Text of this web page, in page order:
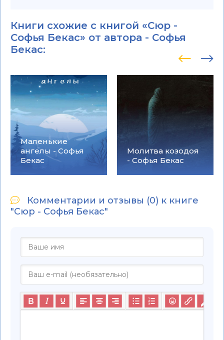
Книги схожие с книгой «Сюр -
Софья Бекас» от автора - Софья
Бекас:
Маленькие
ангелы - Софья
Бекас
Молитва козодоя
- Софья Бекас
Комментарии и отзывы (0) к книге
"Сюр - Софья Бекас"